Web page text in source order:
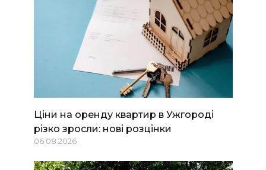
Ціни на оренду квартир в Ужгороді
різко зросли: нові розцінки
06.08.2026